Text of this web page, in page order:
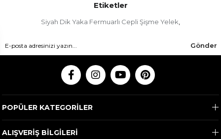
Etiketler
Siyah Dik Yaka Fermuarlı Cepli Şişme Yelek,
Gönder
POPÜLER KATEGORİLER
ALIŞVERİŞ BİLGİLERİ